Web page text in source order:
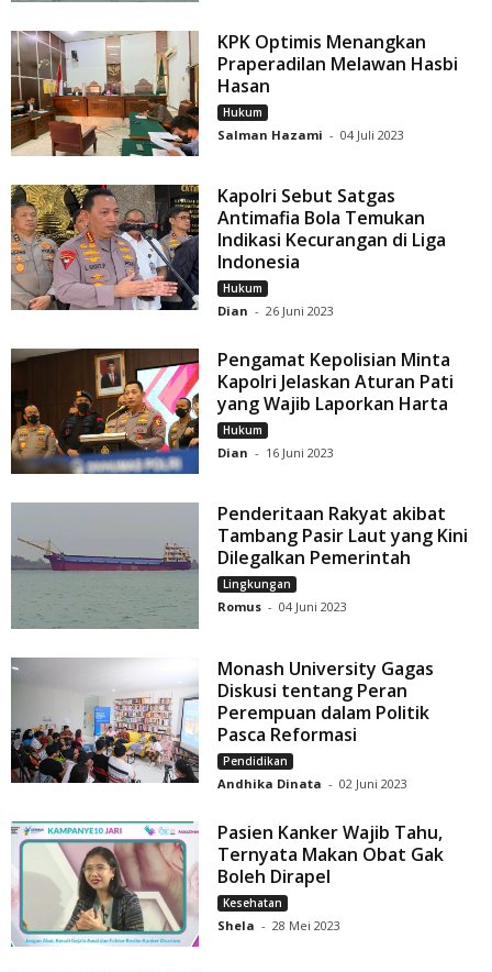
KPK Optimis Menangkan
Praperadilan Melawan Hasbi
Hasan
Hukum
Salman Hazami - 04 Juli 2023
Kapolri Sebut Satgas
Antimafia Bola Temukan
Indikasi Kecurangan di Liga
Indonesia
Hukum
Dian - 26 Juni 2023
Pengamat Kepolisian Minta
Kapolri Jelaskan Aturan Pati
yang Wajib Laporkan Harta
Hukum
Dian - 16 Juni 2023
Penderitaan Rakyat akibat
Tambang Pasir Laut yang Kini
Dilegalkan Pemerintah
Lingkungan
Romus - 04 Juni 2023
Monash University Gagas
Diskusi tentang Peran
Perempuan dalam Politik
Pasca Reformasi
Pendidikan
Andhika Dinata - 02 Juni 2023
Pasien Kanker Wajib Tahu,
Ternyata Makan Obat Gak
Boleh Dirapel
Kesehatan
Shela - 28 Mei 2023